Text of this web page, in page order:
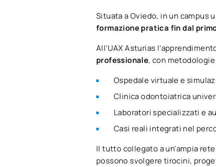
Situata a Oviedo, in un campus
formazione pratica fin dal
All’UAX Asturias
professionale, con
Ospedale virtuale e
Clinica odontoiatrica
Laboratori specializzati e
Casi reali integrati nel
Il tutto collegato a un'ampia
possono svolgere tirocini,